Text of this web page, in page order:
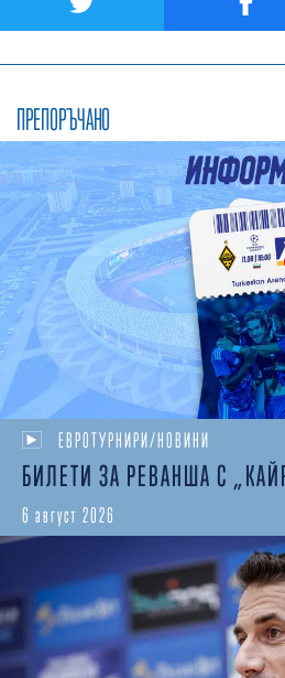
ПРЕПОРЪЧАНО
ЕВРОТУРНИРИ/НОВИНИ
БИЛЕТИ ЗА РЕВАНША С
6 август 2026